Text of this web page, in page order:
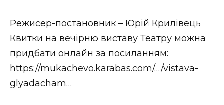
ВІДЕО
Режисер-постановник – Юрій Крилівець
Квитки на вечірню виставу Театру можна
придбати онлайн за посиланням:
https://mukachevo.karabas.com/…/vistava-
glyadacham…